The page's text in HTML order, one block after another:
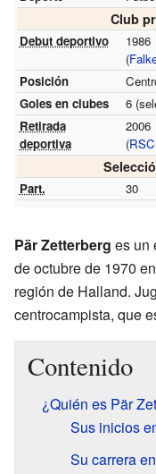
Club
Debut deportivo
1986
(
Posición
Goles en clubes
6
Retirada
deportiva
2006
(
Part. 30
Pär Zetterberg es un
de octubre de 1970 en
región de Halland.
centrocampista, que
Contenido
¿Quién es Pär
Sus inicios
Su carrera